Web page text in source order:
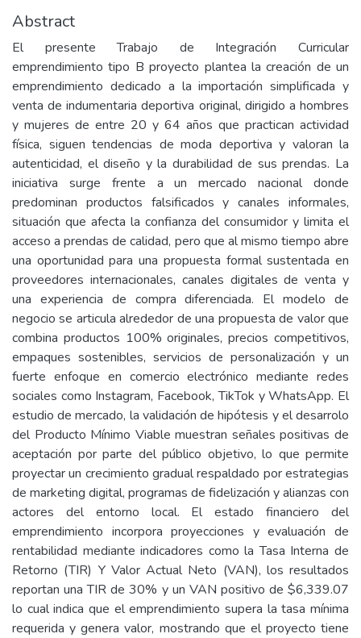
Abstract
El presente Trabajo de Integración Curricular
emprendimiento tipo B proyecto plantea la creación de un
emprendimiento dedicado a la importación simplificada y
venta de indumentaria deportiva original, dirigido a hombres
y mujeres de entre 20 y 64 años que practican actividad
física, siguen tendencias de moda deportiva y valoran la
autenticidad, el diseño y la durabilidad de sus prendas. La
iniciativa surge frente a un mercado nacional donde
predominan productos falsificados y canales informales,
situación que afecta la confianza del consumidor y limita el
acceso a prendas de calidad, pero que al mismo tiempo abre
una oportunidad para una propuesta formal sustentada en
proveedores internacionales, canales digitales de venta y
una experiencia de compra diferenciada. El modelo de
negocio se articula alrededor de una propuesta de valor que
combina productos 100% originales, precios competitivos,
empaques sostenibles, servicios de personalización y un
fuerte enfoque en comercio electrónico mediante redes
sociales como Instagram, Facebook, TikTok y WhatsApp. El
estudio de mercado, la validación de hipótesis y el desarrolo
del Producto Mínimo Viable muestran señales positivas de
aceptación por parte del público objetivo, lo que permite
proyectar un crecimiento gradual respaldado por estrategias
de marketing digital, programas de fidelización y alianzas con
actores del entorno local. El estado financiero del
emprendimiento incorpora proyecciones y evaluación de
rentabilidad mediante indicadores como la Tasa Interna de
Retorno (TIR) Y Valor Actual Neto (VAN), los resultados
reportan una TIR de 30% y un VAN positivo de $6,339.07
lo cual indica que el emprendimiento supera la tasa mínima
requerida y genera valor, mostrando que el proyecto tiene